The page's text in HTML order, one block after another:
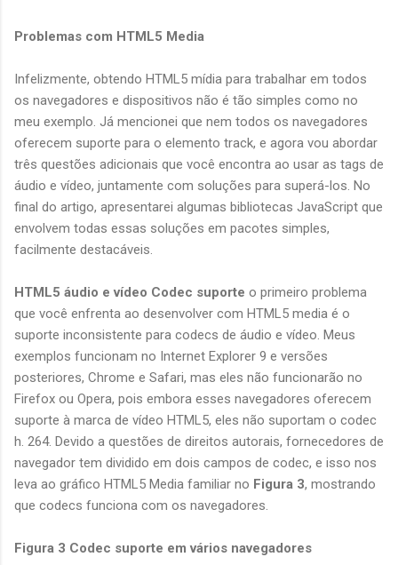
Problemas com HTML5 Media
Infelizmente, obtendo HTML5 mídia para trabalhar em todos
os navegadores e dispositivos não é tão simples como no
meu exemplo. Já mencionei que nem todos os navegadores
oferecem suporte para o elemento track, e agora vou abordar
três questões adicionais que você encontra ao usar as tags de
áudio e vídeo, juntamente com soluções para superá-los. No
final do artigo, apresentarei algumas bibliotecas JavaScript que
envolvem todas essas soluções em pacotes simples,
facilmente destacáveis.
HTML5 áudio e vídeo Codec suporte o primeiro problema
que você enfrenta ao desenvolver com HTML5 media é o
suporte inconsistente para codecs de áudio e vídeo. Meus
exemplos funcionam no Internet Explorer 9 e versões
posteriores, Chrome e Safari, mas eles não funcionarão no
Firefox ou Opera, pois embora esses navegadores oferecem
suporte à marca de vídeo HTML5, eles não suportam o codec
h. 264. Devido a questões de direitos autorais, fornecedores de
navegador tem dividido em dois campos de codec, e isso nos
leva ao gráfico HTML5 Media familiar no Figura 3, mostrando
que codecs funciona com os navegadores.
Figura 3 Codec suporte em vários navegadores